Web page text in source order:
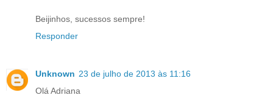
Beijinhos, sucessos sempre!
Responder
Unknown 23 de julho de 2013 às 11:16
Olá Adriana